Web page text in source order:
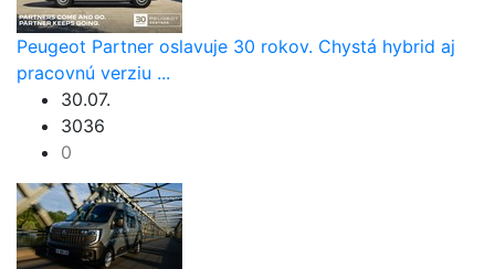
Peugeot Partner oslavuje 30 rokov. Chystá hybrid aj
pracovnú verziu ...
30.07.
3036
0